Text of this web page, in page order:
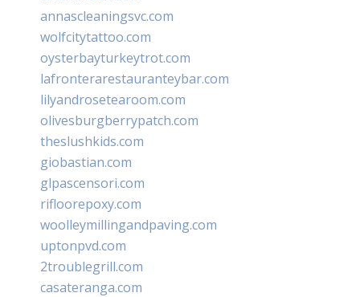
annascleaningsvc.com
wolfcitytattoo.com
oysterbayturkeytrot.com
lafronterarestauranteybar.com
lilyandrosetearoom.com
olivesburgberrypatch.com
theslushkids.com
giobastian.com
glpascensori.com
rifloorepoxy.com
woolleymillingandpaving.com
uptonpvd.com
2troublegrill.com
casateranga.com